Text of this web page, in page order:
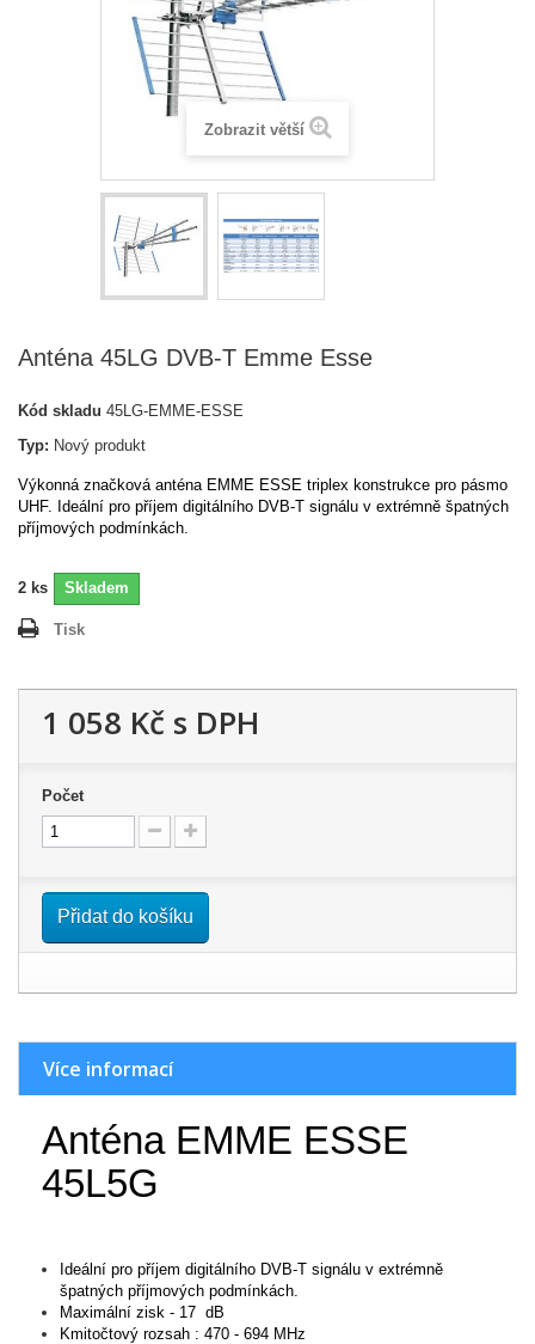
Zobrazit větší
Anténa 45LG DVB-T Emme Esse
Kód skladu 45LG-EMME-ESSE
Typ: Nový produkt
Výkonná značková anténa EMME ESSE triplex konstrukce pro pásmo
UHF. Ideální pro příjem digitálního DVB-T signálu v extrémně špatných
příjmových podmínkách.
2 ks Skladem
Tisk
1 058 Kč s DPH
Počet
Přidat do košíku
Více informací
Anténa EMME ESSE
45L5G
Ideální pro příjem digitálního DVB-T signálu v extrémně
špatných příjmových podmínkách.
Maximální zisk - 17 dB
Kmitočtový rozsah : 470 - 694 MHz